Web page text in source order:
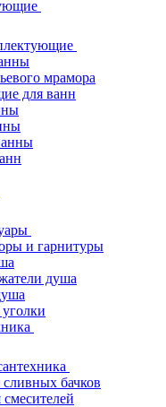
мрамора
для ванн
и гарнитуры
душа
бачков